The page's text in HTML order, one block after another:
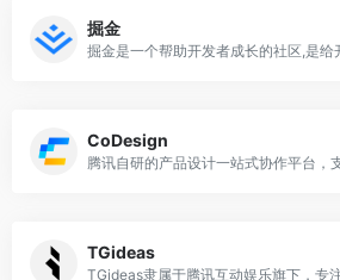
掘金
CoDesign
TGideas